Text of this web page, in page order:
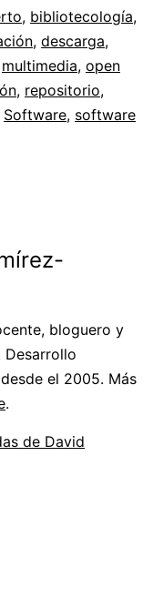
, bibliotecología,
, descarga,
multimedia, open
, repositorio,
Software, software
bloguero y
el 2005. Más
.
de David